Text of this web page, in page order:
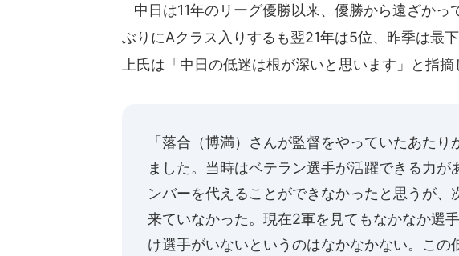
中日は11年のリーグ優勝以来、優勝から遠ざか
ぶりにAクラス入りするも翌21年は5位、昨季は最
上氏は「中日の低迷は根が深いと思います」と指
「落合（博満）さんが監督をやっていたあた
ました。当時はベテラン選手が活躍できる力が
ンバーを代えることができなかったと思うが、
来ていなかった。現在2軍を見てもなかなか選
け選手がいないというのはなかなかない。この